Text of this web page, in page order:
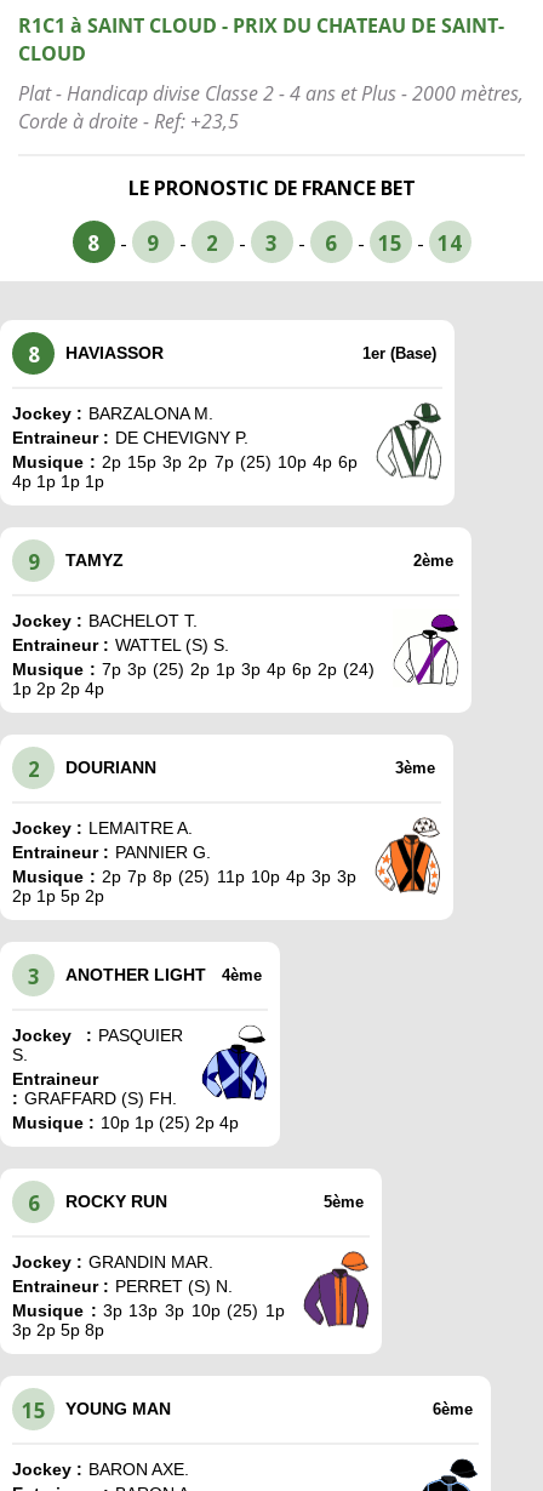
R1C1 à SAINT CLOUD - PRIX DU CHATEAU DE SAINT-
CLOUD
Plat - Handicap divise Classe 2 - 4 ans et Plus - 2000 mètres,
Corde à droite - Ref: +23,5
LE PRONOSTIC DE FRANCE BET
8 - 9 - 2 - 3 - 6 - 15 - 14
8 HAVIASSOR 1er (Base)
Jockey : BARZALONA M.
Entraineur : DE CHEVIGNY P.
Musique : 2p 15p 3p 2p 7p (25) 10p 4p 6p
4p 1p 1p 1p
9 TAMYZ 2ème
Jockey : BACHELOT T.
Entraineur : WATTEL (S) S.
Musique : 7p 3p (25) 2p 1p 3p 4p 6p 2p (24)
1p 2p 2p 4p
2 DOURIANN 3ème
Jockey : LEMAITRE A.
Entraineur : PANNIER G.
Musique : 2p 7p 8p (25) 11p 10p 4p 3p 3p
2p 1p 5p 2p
3 ANOTHER LIGHT 4ème
Jockey : PASQUIER
S.
Entraineur
: GRAFFARD (S) FH.
Musique : 10p 1p (25) 2p 4p
6 ROCKY RUN 5ème
Jockey : GRANDIN MAR.
Entraineur : PERRET (S) N.
Musique : 3p 13p 3p 10p (25) 1p
3p 2p 5p 8p
15 YOUNG MAN 6ème
Jockey : BARON AXE.